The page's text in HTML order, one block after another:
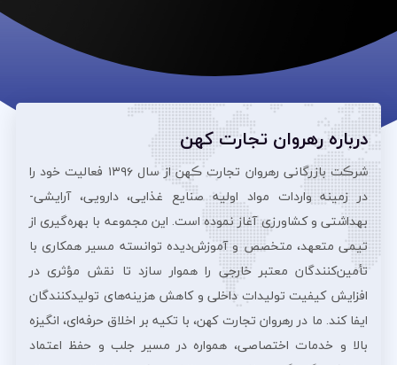
درباره رهروان تجارت کهن
شرڪت بازرگانی رهروان تجارت ڪهن از سال ۱۳۹۶ فعالیت خود را
در زمینه واردات مواد اولیه صنایع غذایی، دارویی، آرایشی‌-
بهداشتی و کشاورزی آغاز نموده است. این مجموعه با بهره‌گیری از
تیمی متعهد، متخصص و آموزش‌دیده توانسته مسیر همکاری با
تأمین‌کنندگان معتبر خارجی را هموار سازد تا نقش مؤثری در
افزایش کیفیت تولیدات داخلی و کاهش هزینه‌های تولیدکنندگان
ایفا کند. ما در رهروان تجارت کهن، با تکیه بر اخلاق حرفه‌ای، انگیزه
بالا و خدمات اختصاصی، همواره در مسیر جلب و حفظ اعتماد